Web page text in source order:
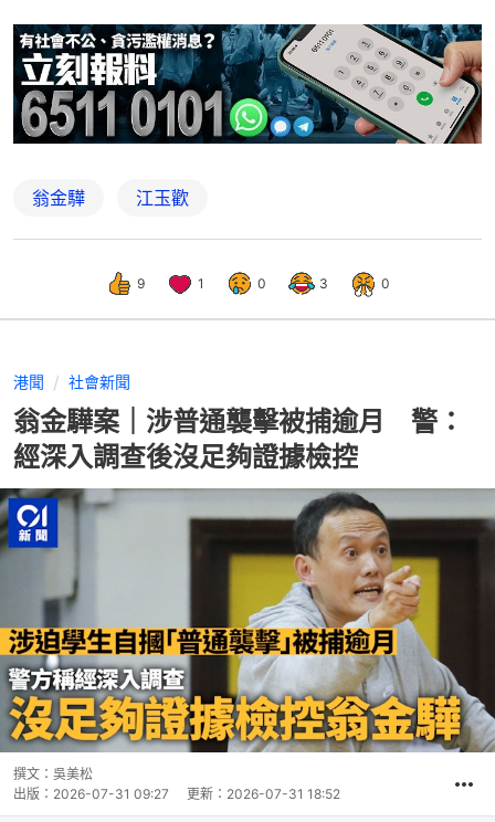
翁金驊 江玉歡
9 1 0 3 0
港聞 社會新聞
翁金驊案｜涉普通襲擊被捕逾月 警：
經深入調查後沒足夠證據檢控
撰文： 吳美松
出版： 2026-07-31 09:27 更新： 2026-07-31 18:52